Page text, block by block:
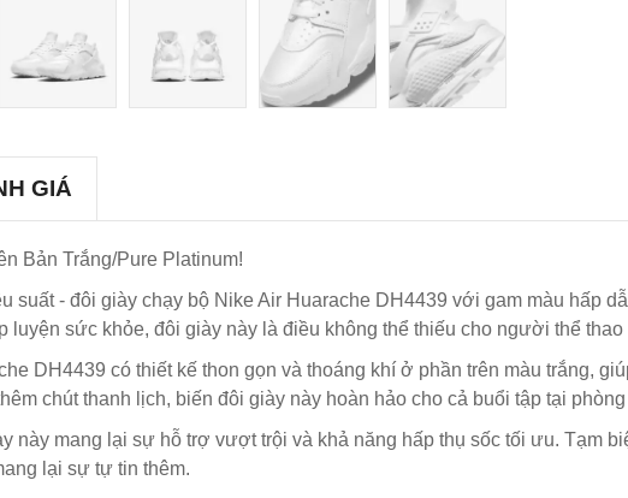
GIÁ
Bản Trắng/Pure Platinum!
- đôi giày chạy bộ Nike Air Huarache DH4439 với gam màu hấp
sức khỏe, đôi giày này là điều không thể thiếu cho người thể thao
DH4439 có thiết kế thon gọn và thoáng khí ở phần trên màu trắng,
chút thanh lịch, biến đôi giày này hoàn hảo cho cả buổi tập tại
này mang lại sự hỗ trợ vượt trội và khả năng hấp thụ sốc tối ưu. Tạm
lại sự tự tin thêm.